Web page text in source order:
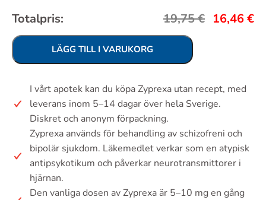
Totalpris: 19,75€ 16,46€
LÄGG TILL I VARUKORG
I vårt apotek kan du köpa Zyprexa utan recept, med
leverans inom 5–14 dagar över hela Sverige.
Diskret och anonym förpackning.
Zyprexa används för behandling av schizofreni och
bipolär sjukdom. Läkemedlet verkar som en atypisk
antipsykotikum och påverkar neurotransmittorer i
hjärnan.
Den vanliga dosen av Zyprexa är 5–10 mg en gång